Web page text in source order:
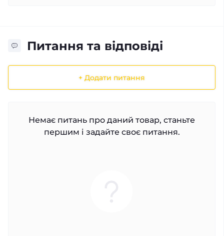
Питання та відповіді
+ Додати питання
Немає питань про даний товар, станьте
першим і задайте своє питання.